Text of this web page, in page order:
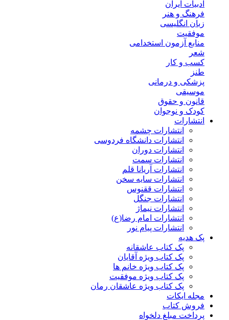
ادبیات ایران
فرهنگ و هنر
زبان انگلیسی
موفقیت
منابع آزمون استخدامی
شعر
کسب و کار
طنز
پزشکی و درمانی
موسیقی
قانون و حقوق
کودک و نوجوان
انتشارات
انتشارات چشمه
انتشارات دانشگاه فردوسی
انتشارات دوران
انتشارات سمت
انتشارات آریانا قلم
انتشارات سایه سخن
انتشارات ققنوس
انتشارات جنگل
انتشارات نیماژ
انتشارات امام رضا(ع)
انتشارات پیام نور
پک هدیه
پک کتاب عاشقانه
پک کتاب ویژه آقایان
پک کتاب ویژه خانم ها
پک کتاب ویژه موفقیت
پک کتاب ویژه عاشقان رمان
مجله ایکات
فروش کتاب
پرداخت مبلغ دلخواه